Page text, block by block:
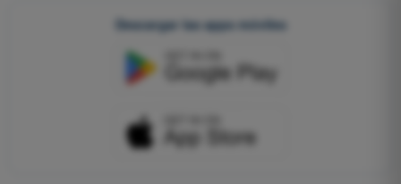
Descargar las apps móviles